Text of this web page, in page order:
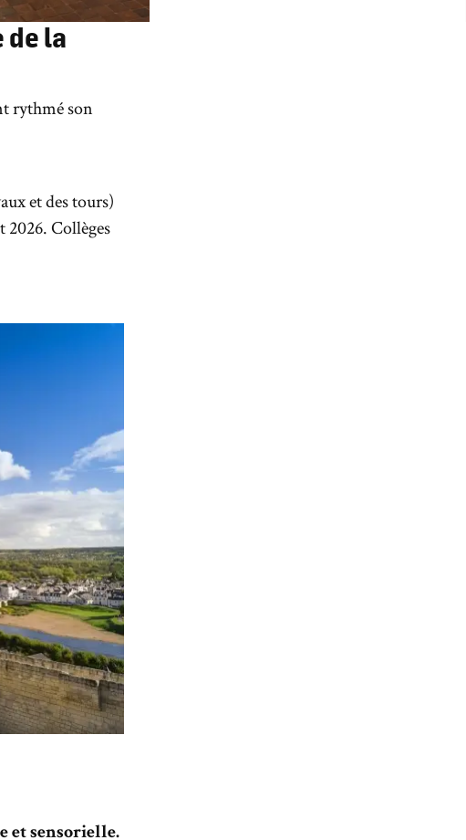
la
rythmé son
et des tours)
2026. Collèges
et sensorielle.